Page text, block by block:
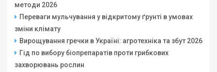
методи 2026
Переваги мульчування у відкритому ґрунті в умовах
зміни клімату
Вирощування гречки в Україні: агротехніка та збут 2026
Гід по вибору біопрепаратів проти грибкових
захворювань рослин